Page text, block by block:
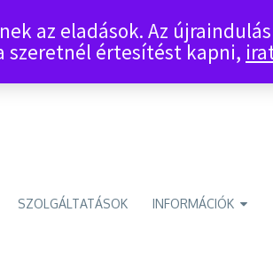
SZOLGÁLTATÁSOK INFORMÁCIÓK
az eladások. Az
szeretnél értesítést kapni,